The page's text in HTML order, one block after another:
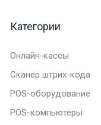
Категории
Онлайн-кассы
Сканер штрих-кода
POS-оборудование
POS-компьютеры